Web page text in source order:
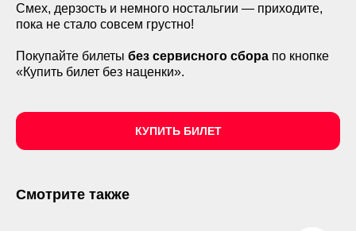
Смех, дерзость и немного ностальгии — приходите,
пока не стало совсем грустно!
Покупайте билеты без сервисного сбора по кнопке
«Купить билет без наценки».
КУПИТЬ БИЛЕТ
Смотрите также